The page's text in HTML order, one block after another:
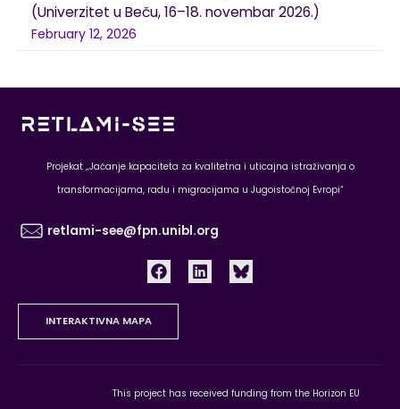
(Univerzitet u Beču, 16–18. novembar 2026.)
February 12, 2026
Projekat „Jačanje kapaciteta za kvalitetna i uticajna istraživanja o
transformacijama, radu i migracijama u Jugoistočnoj Evropi“
retlami-see@fpn.unibl.org
INTERAKTIVNA MAPA
This project has received funding from the Horizon EU